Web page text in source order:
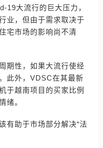
19大流行的巨大压力，
业，但由于需求取决于
宅市场的影响尚不清
期性，如果大流行使经
此外，VDSC在其最新
于越南项目的买家比例
绪。
有助于市场部分解决“法